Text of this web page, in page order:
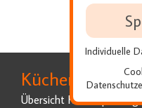
Küchenplanung
Übersicht Küchenplanung
Individuelle